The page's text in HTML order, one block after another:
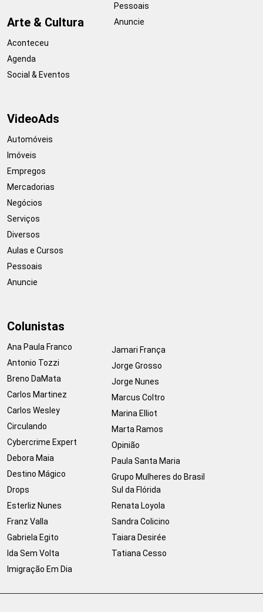
Arte & Cultura
Aconteceu
Agenda
Social & Eventos
Pessoais
Anuncie
VideoAds
Automóveis
Imóveis
Empregos
Mercadorias
Negócios
Serviços
Diversos
Aulas e Cursos
Pessoais
Anuncie
Colunistas
Ana Paula Franco
Antonio Tozzi
Breno DaMata
Carlos Martinez
Carlos Wesley
Circulando
Cybercrime Expert
Debora Maia
Destino Mágico
Drops
Esterliz Nunes
Franz Valla
Gabriela Egito
Ida Sem Volta
Imigração Em Dia
Jamari França
Jorge Grosso
Jorge Nunes
Marcus Coltro
Marina Elliot
Marta Ramos
Opinião
Paula Santa Maria
Grupo Mulheres do Brasil
Sul da Flórida
Renata Loyola
Sandra Colicino
Taiara Desirée
Tatiana Cesso